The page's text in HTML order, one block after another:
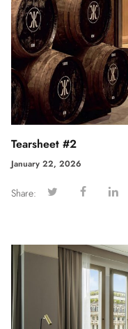
Tearsheet #2
January 22, 2026
Share: